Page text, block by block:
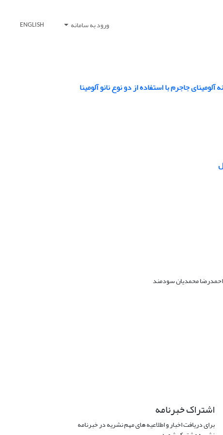
ورود به سامانه ENGLISH
جاجرم با استفاده از دو نوع نانو آلومینا
محمدیان سودمند
اشتراک خبرنامه
برای دریافت اخبار و اطلاعیه های مهم نشریه در خبرنامه